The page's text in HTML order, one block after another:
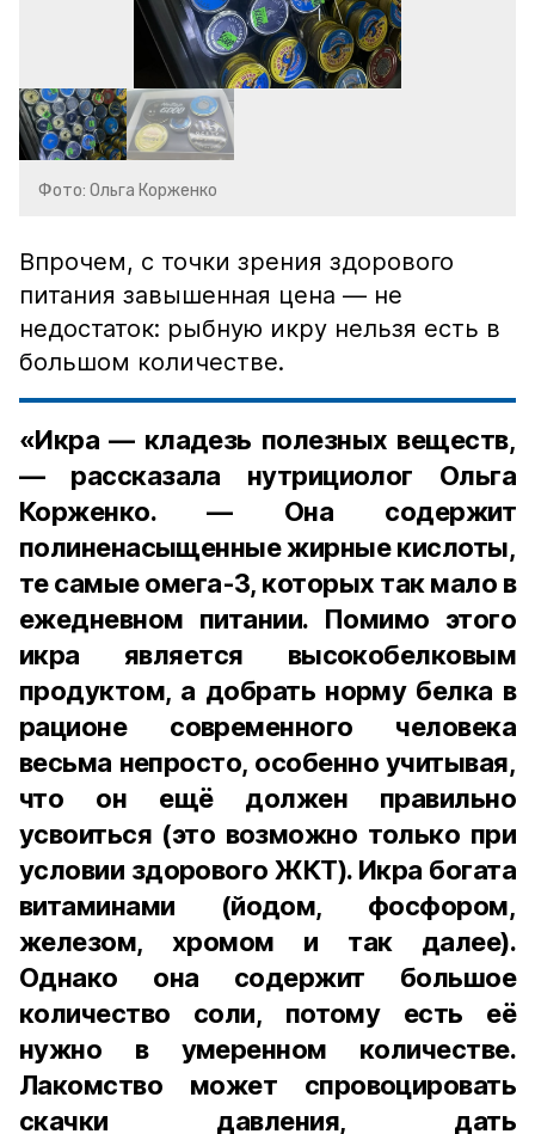
Фото: Ольга Корженко
Впрочем, с точки зрения здорового
питания завышенная цена — не
недостаток: рыбную икру нельзя есть в
большом количестве.
«Икра — кладезь полезных веществ,
— рассказала нутрициолог Ольга
Корженко. — Она содержит
полиненасыщенные жирные кислоты,
те самые омега-3, которых так мало в
ежедневном питании. Помимо этого
икра является высокобелковым
продуктом, а добрать норму белка в
рационе современного человека
весьма непросто, особенно учитывая,
что он ещё должен правильно
усвоиться (это возможно только при
условии здорового ЖКТ). Икра богата
витаминами (йодом, фосфором,
железом, хромом и так далее).
Однако она содержит большое
количество соли, потому есть её
нужно в умеренном количестве.
Лакомство может спровоцировать
скачки давления, дать